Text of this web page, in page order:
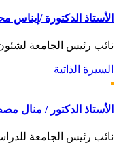
الأستاذ الدكتورة /إيناس
نائب رئيس الجامعة
السيرة الذاتية
الأستاذ الدكتور / منال
نائب رئيس الجامعة